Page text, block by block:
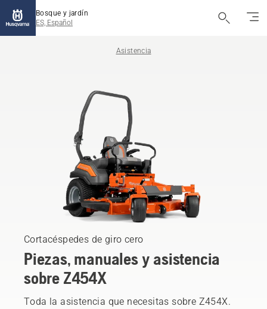
Bosque y jardín
ES, Español
Asistencia
Cortacéspedes de giro cero
Piezas, manuales y asistencia
sobre Z454X
Toda la asistencia que necesitas sobre Z454X.